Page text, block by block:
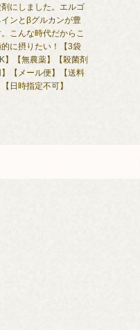
にしました。エルゴ
ンとβグルカンが豊
こんな時代だからこ
的に摂りたい！【3袋
】【無農薬】【殺菌剤
【メール便】【送料
日時指定不可】